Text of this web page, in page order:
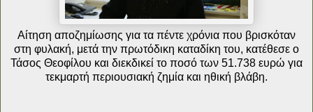
Αίτηση αποζημίωσης για τα πέντε χρόνια που βρισκόταν
στη φυλακή, μετά την πρωτόδικη καταδίκη του, κατέθεσε ο
Τάσος Θεοφίλου και διεκδικεί το ποσό των 51.738 ευρώ για
τεκμαρτή περιουσιακή ζημία και ηθική βλάβη.